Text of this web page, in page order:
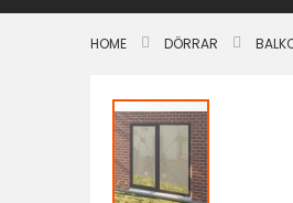
HOME DÖRRAR
Hoppa
till
slutet
av
bildgalleriet